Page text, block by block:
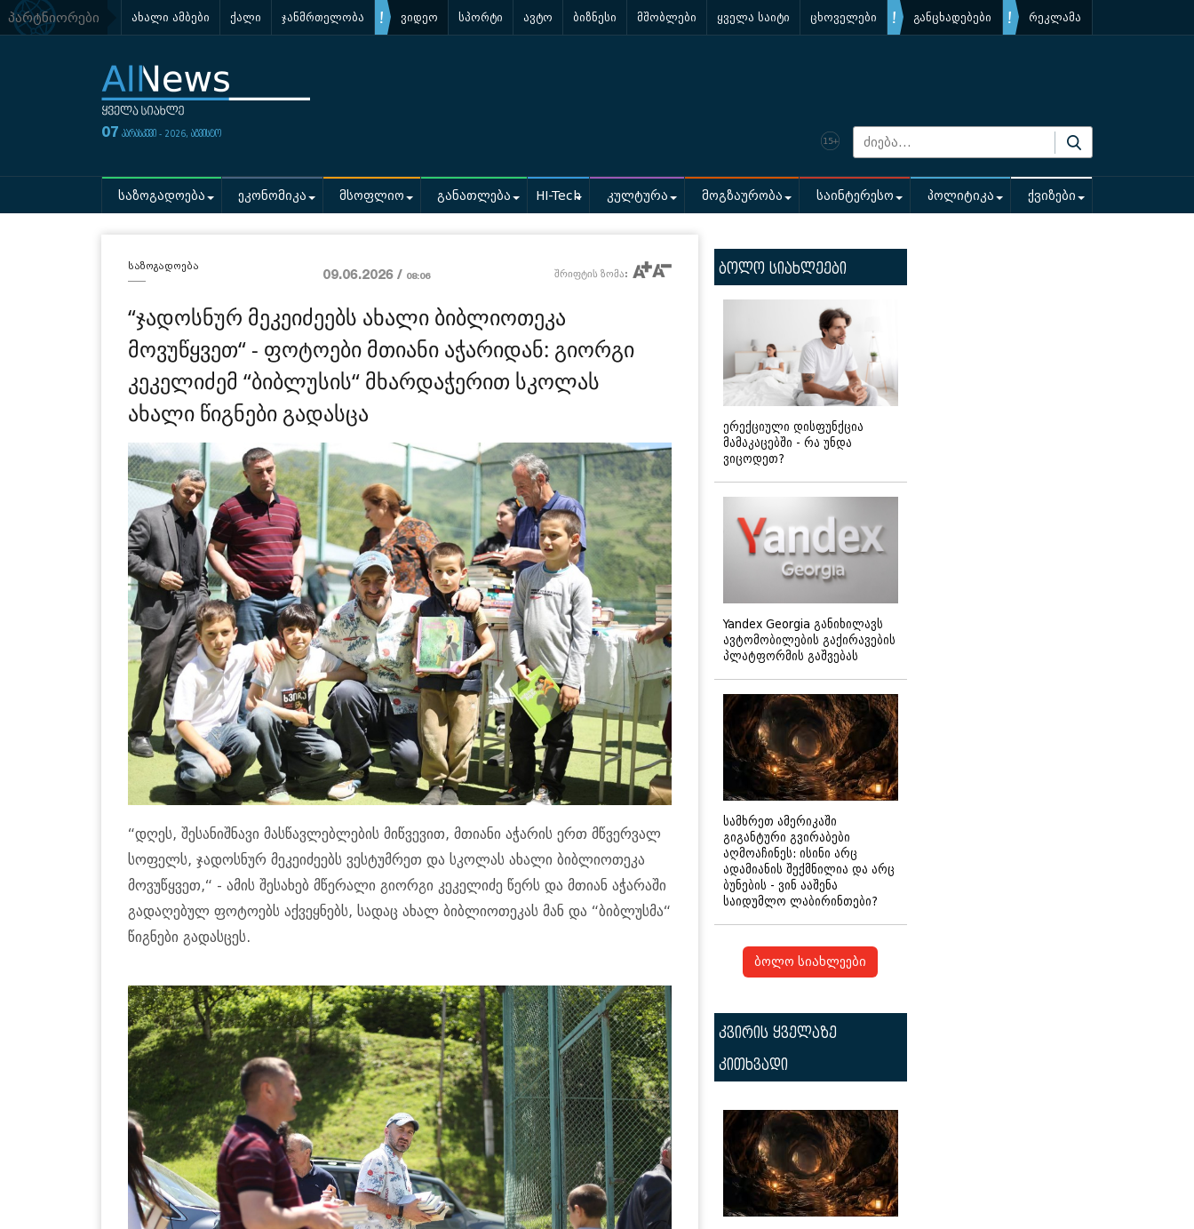
პარტნიორები ახალი ამბები ქალი ჯანმრთელობა ვიდეო სპორტი ავტო ბიზნესი მშობლები ყველა საიტი ცხოველები განცხადებები რეკლამა
07 პარასკევი - 2026, აგვისტო
საზოგადოება ეკონომიკა მსოფლიო განათლება HI-Tech კულტურა მოგზაურობა საინტერესო პოლიტიკა ქვიზები
საზოგადოება
09.06.2026 / 08:06 შრიფტის ზომა:
“ჯადოსნურ მეკეიძეებს ახალი ბიბლიოთეკა
მოვუწყვეთ“ - ფოტოები მთიანი აჭარიდან: გიორგი
კეკელიძემ “ბიბლუსის“ მხარდაჭერით სკოლას
ახალი წიგნები გადასცა
“დღეს, შე­სა­ნიშ­ნა­ვი მას­წავ­ლებ­ლე­ბის მიწ­ვე­ვით, მთი­ა­ნი აჭა­რის ერთ მწვერ­ვალ
სო­ფელს, ჯა­დოს­ნურ მე­კე­ი­ძე­ებს ვეს­ტუმ­რეთ და სკო­ლას ახა­ლი ბიბ­ლი­ო­თე­კა
მო­ვუ­წყვეთ,“ - ამის შე­სა­ხებ მწე­რა­ლი გი­ორ­გი კე­კე­ლი­ძე წერს და მთი­ან აჭა­რა­ში
გა­და­ღე­ბულ ფო­ტო­ებს აქ­ვეყ­ნებს, სა­დაც ახალ ბიბ­ლი­ო­თე­კას მან და “ბიბ­ლუს­მა“
წიგ­ნე­ბი გა­დას­ცეს.
ბოლო სიახლეები
ერექციული დისფუნქცია
მამაკაცებში - რა უნდა
ვიცოდეთ?
Yandex Georgia განიხილავს
ავტომობილების გაქირავების
პლატფორმის გაშვებას
სამხრეთ ამერიკაში
გიგანტური გვირაბები
აღმოაჩინეს: ისინი არც
ადამიანის შექმნილია და არც
ბუნების - ვინ ააშენა
საიდუმლო ლაბირინთები?
ბოლო სიახლეები
კვირის ყველაზე
კითხვადი